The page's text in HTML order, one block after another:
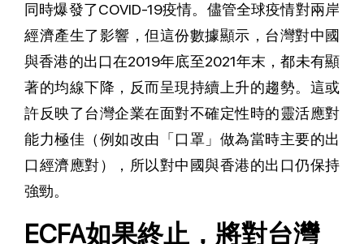
同時爆發了COVID-19疫情。儘管全球疫情對兩岸
經濟產生了影響，但這份數據顯示，台灣對中國
與香港的出口在2019年底至2021年末，都未有顯
著的均線下降，反而呈現持續上升的趨勢。這或
許反映了台灣企業在面對不確定性時的靈活應對
能力極佳（例如改由「口罩」做為當時主要的出
口經濟應對），所以對中國與香港的出口仍保持
強勁。
ECFA如果終止，將對台灣